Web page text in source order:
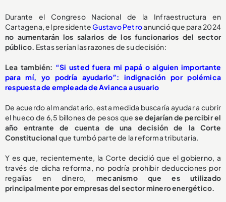
Durante el Congreso Nacional de la Infraestructura en
Cartagena, el presidenteGustavo Petroanunció que para 2024
no aumentarán los salarios de los funcionarios del sector
público. Estas serían las razones de su decisión:
Lea también: “Si usted fuera mi papá o alguien importante
para mí, yo podría ayudarlo”: indignación por polémica
respuesta de empleada de Avianca a usuario
De acuerdo al mandatario, esta medida buscaría ayudar a cubrir
el hueco de 6,5 billones de pesos quese dejarían de percibir el
año entrante de cuenta de una decisión de la Corte
Constitucionalque tumbó parte de la reforma tributaria.
Y es que, recientemente, la Corte decidió que el gobierno, a
través de dicha reforma, no podría prohibir deducciones por
regalías en dinero, mecanismo que es utilizado
principalmente por empresas del sector minero energético.